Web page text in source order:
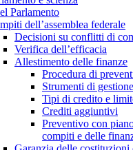
Parlamento
dell’assemblea federale
Decisioni su conflitti di
Verifica dell’efficacia
Allestimento delle finanze
Procedura di
Strumenti di
Tipi di credito e
Crediti aggiuntivi
Preventivo con
compiti e delle